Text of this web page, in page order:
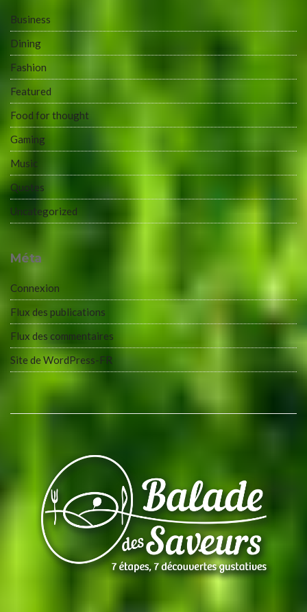
Business
Dining
Fashion
Featured
Food for thought
Gaming
Music
Quotes
Uncategorized
Méta
Connexion
Flux des publications
Flux des commentaires
Site de WordPress-FR